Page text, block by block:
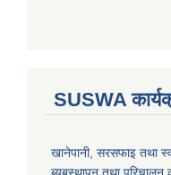
SUSWA
खानेपानी, सरसफाइ तथा